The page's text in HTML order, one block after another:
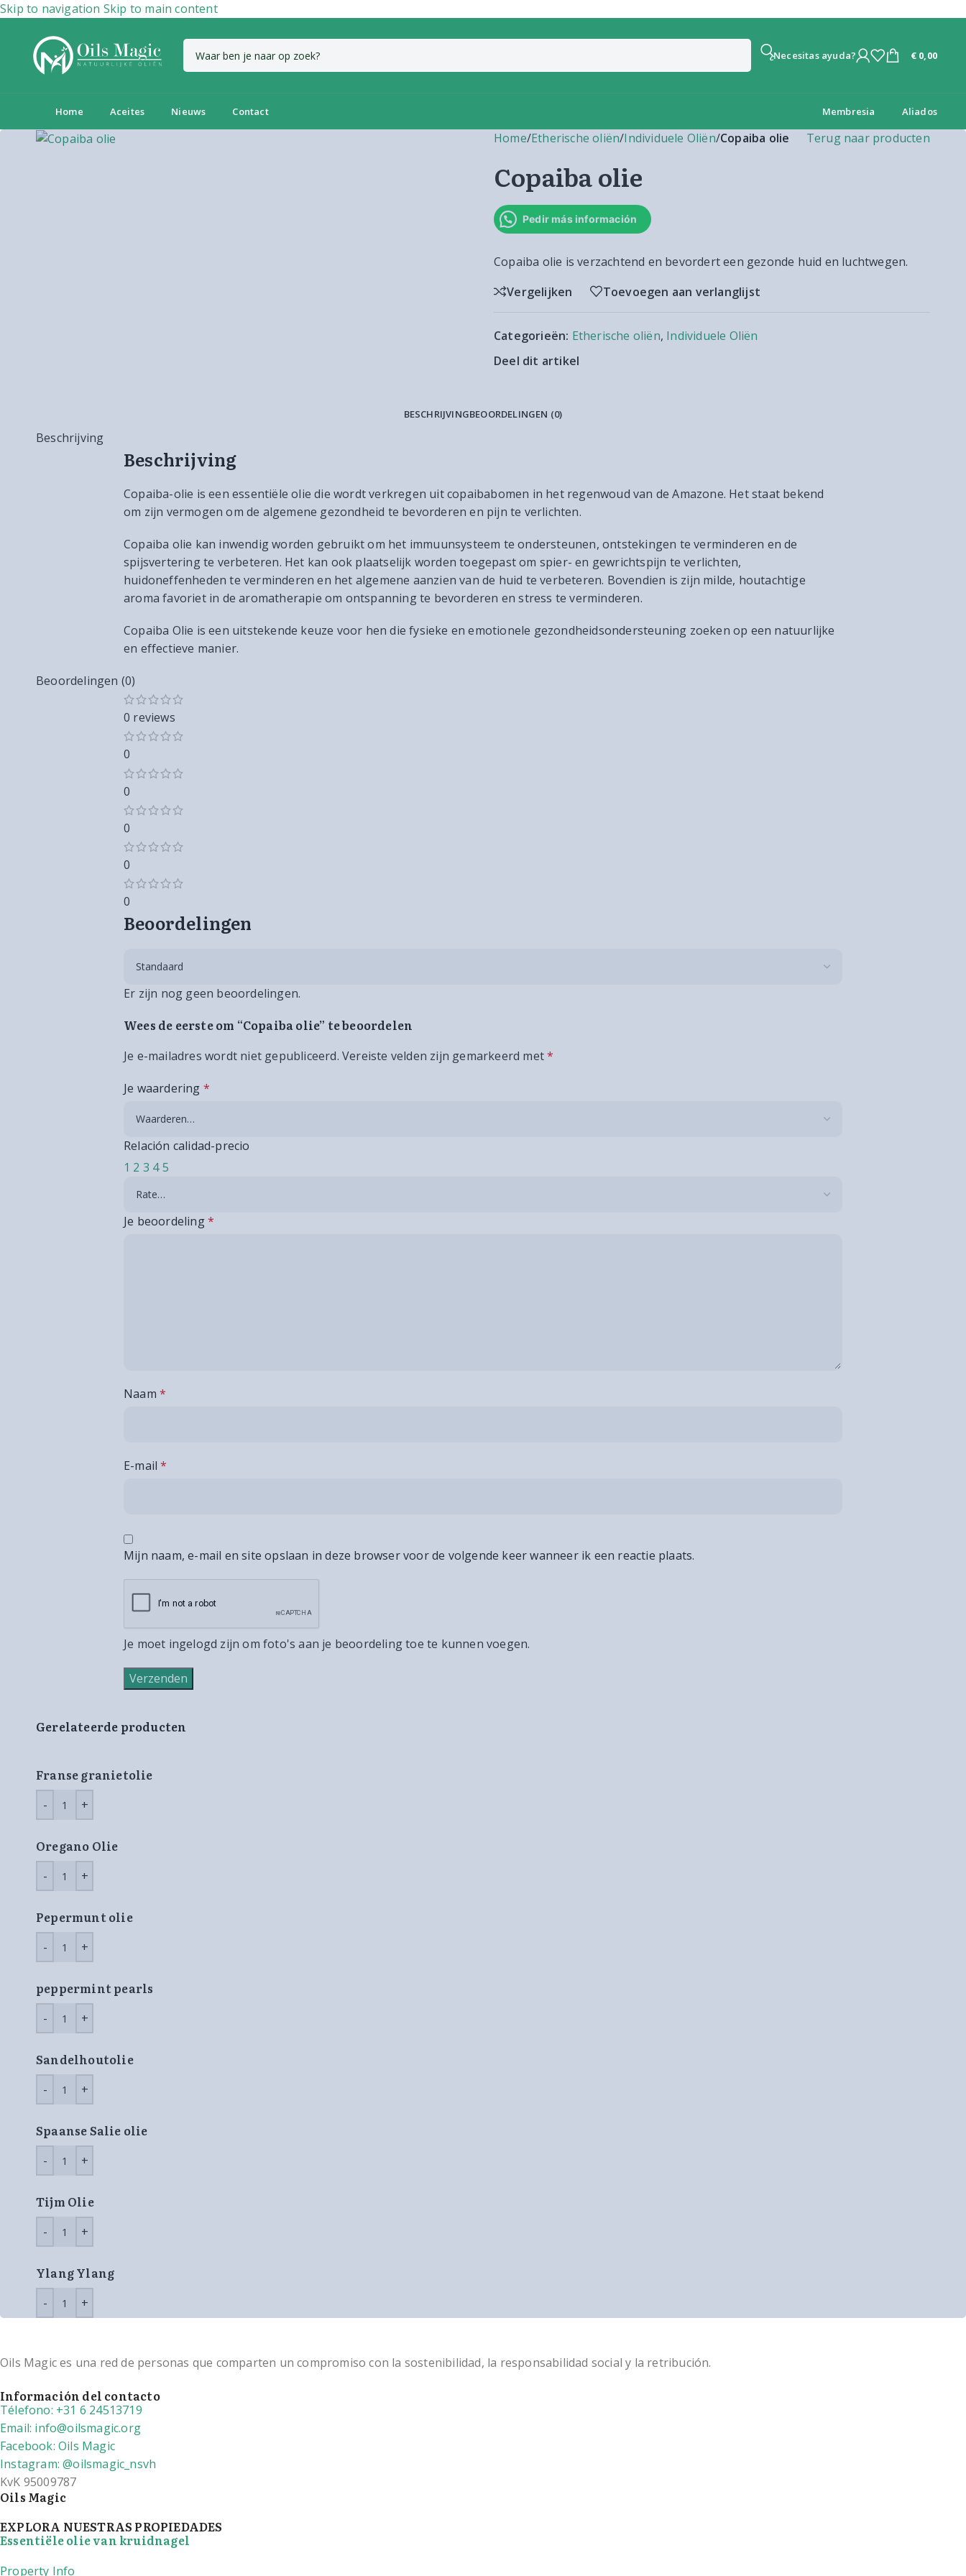
Skip to navigation Skip to main content
¿Necesitas ayuda? € 0,00
Home Aceites Nieuws Contact Membresia Aliados
Home/Etherische oliën/Individuele Oliën/Copaiba olie Terug naar producten
Copaiba olie
Pedir más información
Copaiba olie is verzachtend en bevordert een gezonde huid en luchtwegen.
Vergelijken
Toevoegen aan verlanglijst
Categorieën: Etherische oliën, Individuele Oliën
Deel dit artikel
BESCHRIJVINGBEOORDELINGEN (0)
Beschrijving
Beschrijving
Copaiba-olie is een essentiële olie die wordt verkregen uit copaibabomen in het regenwoud van de Amazone. Het staat bekend
om zijn vermogen om de algemene gezondheid te bevorderen en pijn te verlichten.
Copaiba olie kan inwendig worden gebruikt om het immuunsysteem te ondersteunen, ontstekingen te verminderen en de
spijsvertering te verbeteren. Het kan ook plaatselijk worden toegepast om spier- en gewrichtspijn te verlichten,
huidoneffenheden te verminderen en het algemene aanzien van de huid te verbeteren. Bovendien is zijn milde, houtachtige
aroma favoriet in de aromatherapie om ontspanning te bevorderen en stress te verminderen.
Copaiba Olie is een uitstekende keuze voor hen die fysieke en emotionele gezondheidsondersteuning zoeken op een natuurlijke
en effectieve manier.
Beoordelingen (0)
0 reviews
0
0
0
0
0
Beoordelingen
Er zijn nog geen beoordelingen.
Wees de eerste om “Copaiba olie” te beoordelen
Je e-mailadres wordt niet gepubliceerd. Vereiste velden zijn gemarkeerd met*
Je waardering *
Relación calidad-precio
1 2 3 4 5
Je beoordeling*
Naam *
E-mail*
Mijn naam, e-mail en site opslaan in deze browser voor de volgende keer wanneer ik een reactie plaats.
Je moet ingelogd zijn om foto's aan je beoordeling toe te kunnen voegen.
Gerelateerde producten
Franse granietolie
Oregano Olie
Pepermunt olie
peppermint pearls
Sandelhoutolie
Spaanse Salie olie
Tijm Olie
Ylang Ylang
Oils Magic es una red de personas que comparten un compromiso con la sostenibilidad, la responsabilidad social y la retribución.
Información del contacto
Télefono: +31 6 24513719
Email: info@oilsmagic.org
Facebook: Oils Magic
Instagram: @oilsmagic_nsvh
KvK 95009787
Oils Magic
EXPLORA NUESTRAS PROPIEDADES
Essentiële olie van kruidnagel
Property Info